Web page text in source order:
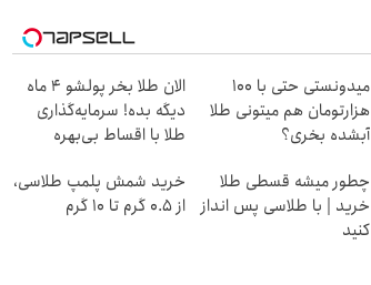
میدونستی حتی با ۱۰۰
هزارتومان هم میتونی طلا
آبشده بخری؟
الان طلا بخر پولشو 4 ماه
دیگه بده! سرمایه‌گذاری
طلا با اقساط بی‌بهره
چطور میشه قسطی طلا
خرید | با طلاسی پس انداز
کنید
خرید شمش پلمپ طلاسی،
از ۰.۵ گرم تا ۱۰ گرم